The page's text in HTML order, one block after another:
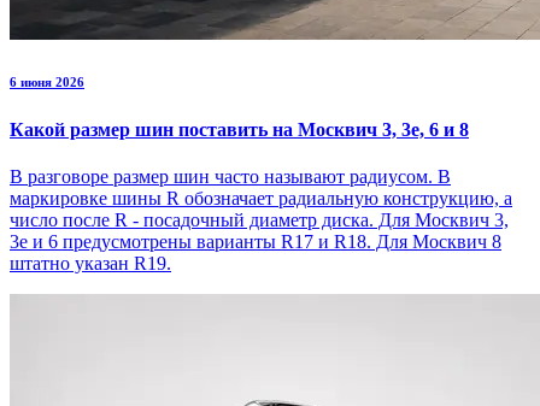
6 июня 2026
Какой размер шин поставить на Москвич 3, 3е, 6 и 8
В разговоре размер шин часто называют радиусом. В
маркировке шины R обозначает радиальную конструкцию, а
число после R - посадочный диаметр диска. Для Москвич 3,
3е и 6 предусмотрены варианты R17 и R18. Для Москвич 8
штатно указан R19.